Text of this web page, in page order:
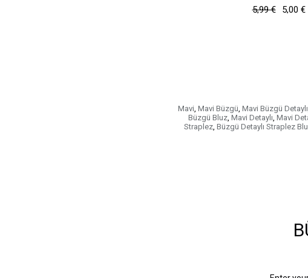
5,00 €
5,99 €
Mavi Mavi Büzgü Mavi Büzgü Detaylı
Büzgü Bluz, Mavi Detaylı Mavi
Straplez, Büzgü Detaylı Straplez